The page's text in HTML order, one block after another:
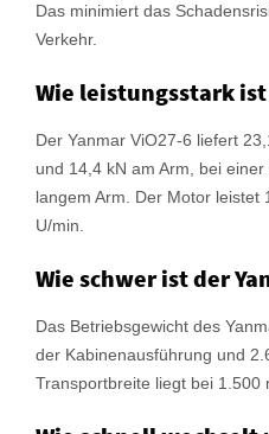
Das minimiert das
Verkehr.
Wie leistungsstark ist
Der Yanmar ViO27-6 liefert
und 14,4 kN am Arm, bei
langem Arm. Der Motor leistet
U/min.
Wie schwer ist der
Das Betriebsgewicht des
der Kabinenausführung und
Transportbreite liegt bei 1.500